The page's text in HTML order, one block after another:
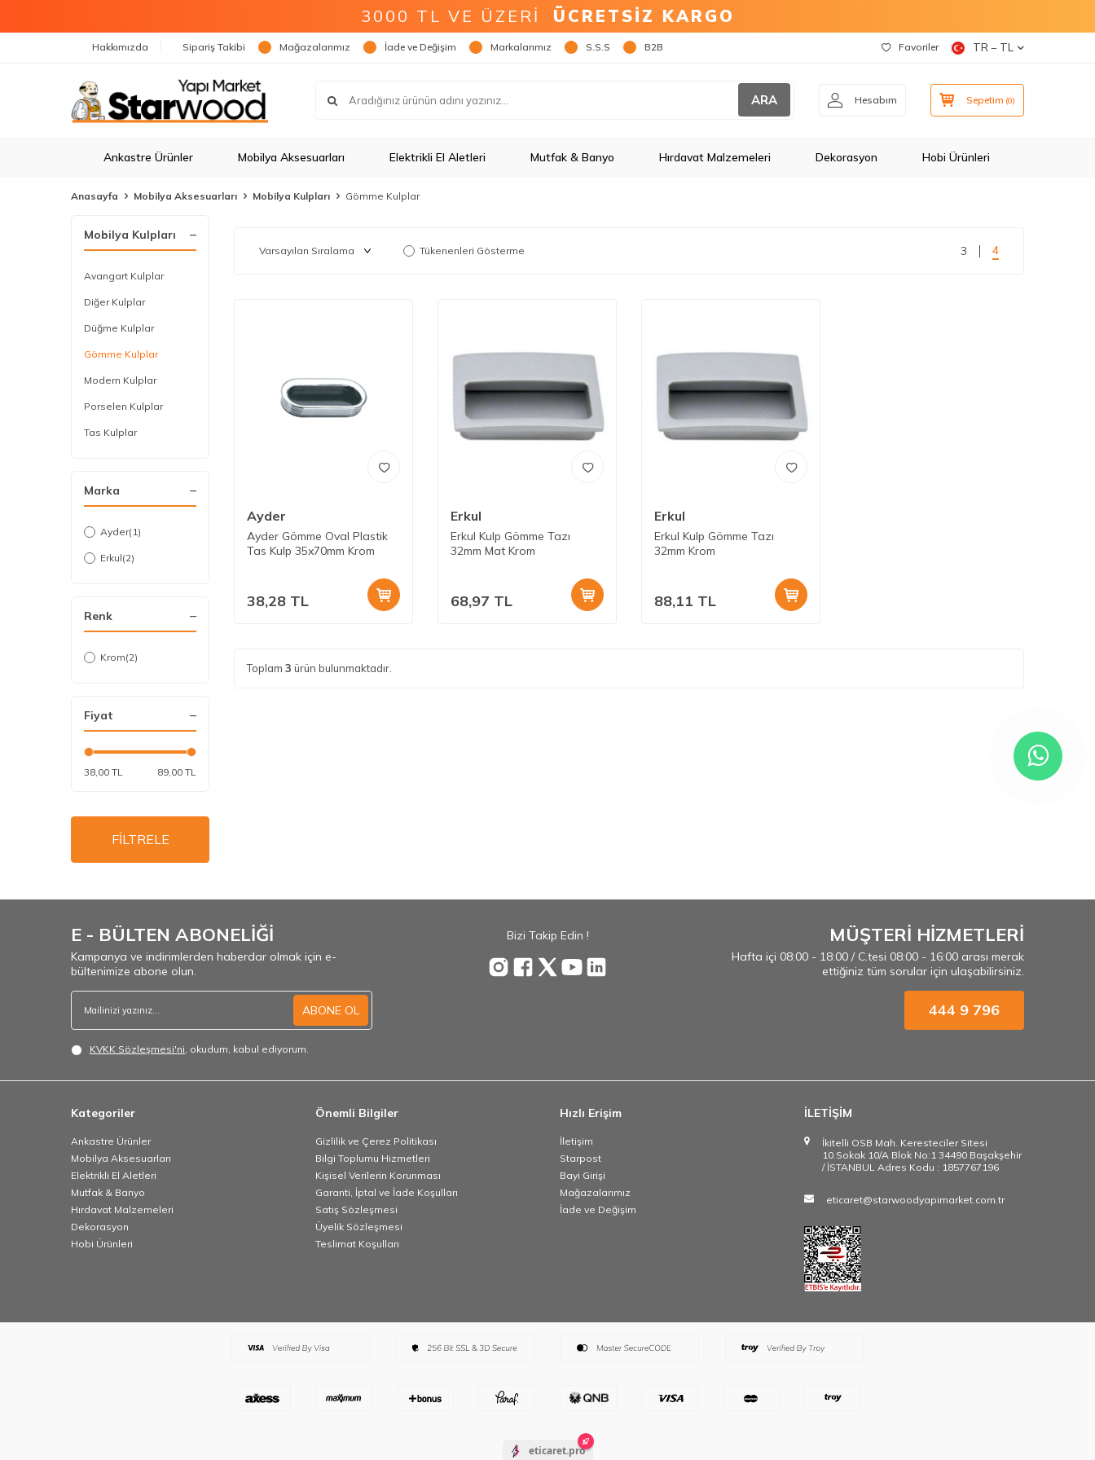
3000 TL VE ÜZERİ ÜCRETSİZ KARGO
Hakkımızda Sipariş Takibi Mağazalarımız İade ve Değişim Markalarımız S.S.S B2B Favoriler TR − TL
ARA Hesabım Sepetim (0)
Ankastre Ürünler Mobilya Aksesuarları Elektrikli El Aletleri Mutfak & Banyo Hırdavat Malzemeleri Dekorasyon Hobi Ürünleri
Anasayfa Mobilya Aksesuarları Mobilya Kulpları Gömme Kulplar
Mobilya Kulpları
Avangart Kulplar
Diğer Kulplar
Düğme Kulplar
Gömme Kulplar
Modern Kulplar
Porselen Kulplar
Tas Kulplar
Marka
Ayder(1)
Erkul(2)
Renk
Krom(2)
Fiyat
38,00 TL 89,00 TL
FİLTRELE
Tükenenleri Gösterme 3 4
Ayder
Ayder Gömme Oval Plastik
Tas Kulp 35x70mm Krom
38,28 TL
Erkul
Erkul Kulp Gömme Tazı
32mm Mat Krom
68,97 TL
Erkul
Erkul Kulp Gömme Tazı
32mm Krom
88,11 TL
Toplam 3 ürün bulunmaktadır.
E - BÜLTEN ABONELİĞİ
Kampanya ve indirimlerden haberdar olmak için e-
bültenimize abone olun.
ABONE OL
KVKK Sözleşmesi'ni, okudum, kabul ediyorum.
Bizi Takip Edin ! MÜŞTERİ HİZMETLERİ
Hafta içi 08:00 - 18:00 / C.tesi 08:00 - 16:00 arası merak
ettiğiniz tüm sorular için ulaşabilirsiniz.
444 9 796
Kategoriler
Ankastre Ürünler
Mobilya Aksesuarları
Elektrikli El Aletleri
Mutfak & Banyo
Hırdavat Malzemeleri
Dekorasyon
Hobi Ürünleri
Önemli Bilgiler
Gizlilik ve Çerez Politikası
Bilgi Toplumu Hizmetleri
Kişisel Verilerin Korunması
Garanti, İptal ve İade Koşulları
Satış Sözleşmesi
Üyelik Sözleşmesi
Teslimat Koşulları
Hızlı Erişim
İletişim
Starpost
Bayi Girişi
Mağazalarımız
İade ve Değişim
İLETİŞİM
İkitelli OSB Mah. Keresteciler Sitesi
10.Sokak 10/A Blok No:1 34490 Başakşehir
/ İSTANBUL Adres Kodu : 1857767196
eticaret@starwoodyapimarket.com.tr
eticaret.pro